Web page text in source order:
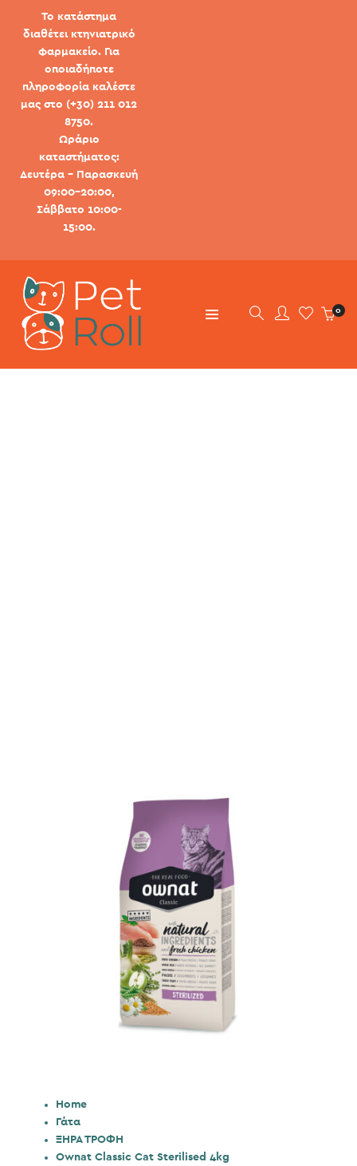
Το κατάστημα
διαθέτει κτηνιατρικό
φαρμακείο. Για
οποιαδήποτε
πληροφορία καλέστε
μας στο (+30) 211 012
8750.
Ωράριο
καταστήματος:
Δευτέρα - Παρασκευή
09:00-20:00,
Σάββατο 10:00-
15:00.
0
Home
Γάτα
ΞΗΡΑ ΤΡΟΦΗ
Ownat Classic Cat Sterilised 4kg